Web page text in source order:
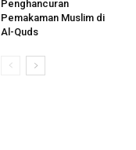
Penghancuran
Pemakaman Muslim di
Al-Quds